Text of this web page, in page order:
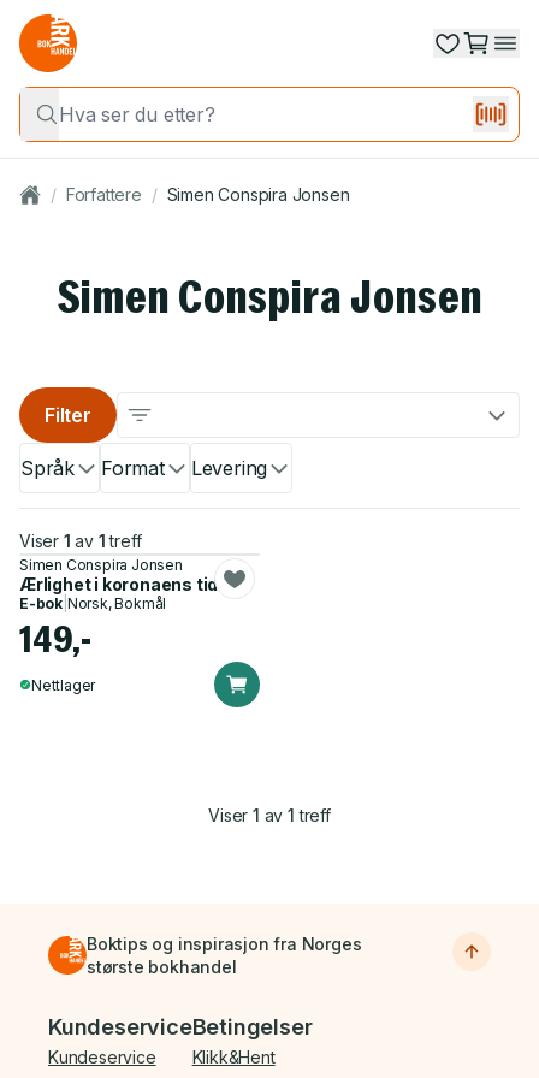
/ Forfattere / Simen Conspira Jonsen
Simen Conspira Jonsen
Språk Format Levering
Filter
Viser 1 av 1 treff
Simen Conspira Jonsen
Ærlighet i koronaens tid
E-bok Norsk, Bokmål
149,-
Nettlager
Viser1 av 1 treff
Boktips og inspirasjon fra Norges
største bokhandel
Bunnmeny
Kundeservice
Kundeservice
Betingelser
Klikk&Hent